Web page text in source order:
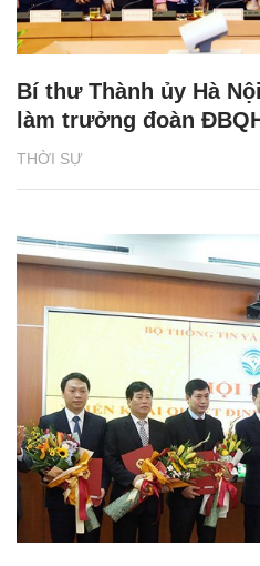
THỜI SỰ
Bí thư Thành ủy Hà
làm trưởng đoàn